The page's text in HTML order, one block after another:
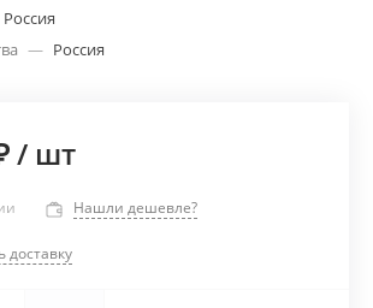
Россия
— Россия
/ шт
Нашли дешевле?
доставку